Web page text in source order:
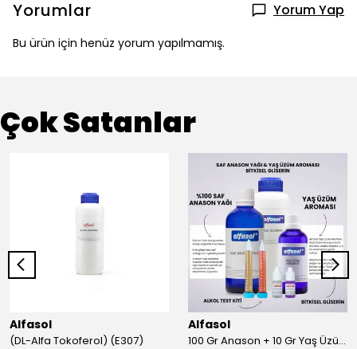
Yorumlar Yorum Yap
Bu ürün için henüz yorum yapılmamış.
Çok Satanlar
Alfasol
(DL-Alfa Tokoferol) (E307)
Alfasol
100 Gr Anason + 10 Gr Yaş Üzüm + 250 Gr Gliserin + Alkol Test Kiti